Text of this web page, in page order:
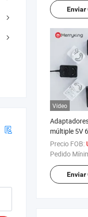
Enviar
Vídeo
múltiple 5V
15V 1A 2A
de corriente
Universal
AC DC
Precio FOB:
Pedido
Enviar